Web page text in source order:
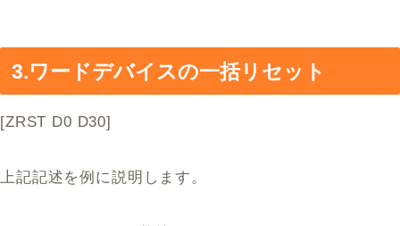
3.ワードデバイスの一括リセット
[ZRST D0 D30]
上記記述を例に説明します。